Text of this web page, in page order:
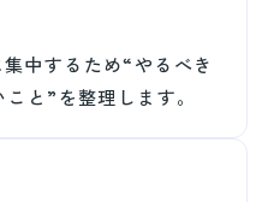
中するため“やるべき
と”を整理します。